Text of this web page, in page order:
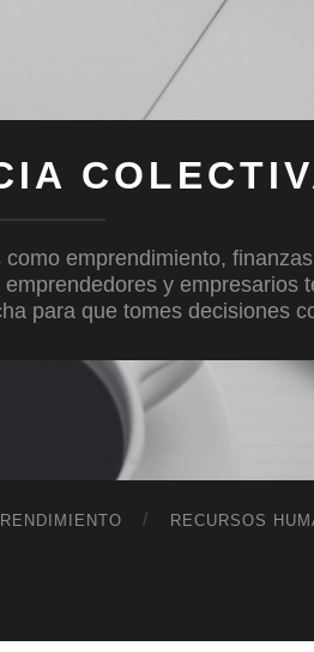
emprendimiento,
y empresarios
para que tomes decisiones
RECURSOS